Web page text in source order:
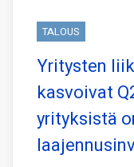
TALOUS
Yritysten
kasvoivat
yrityksistä